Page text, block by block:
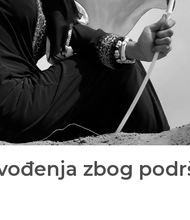
zbog